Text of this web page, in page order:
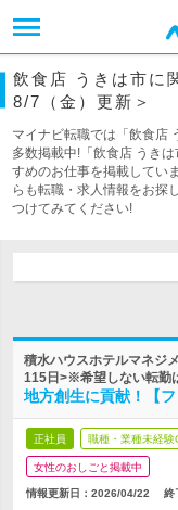
飲食店 うきは市に
8/7（金）更新＞
マイナビ転職では「飲食店
多数掲載中!「飲食店 うき
すめのお仕事を掲載してい
らも転職・求人情報をお探
つけてみてください!
積水ハウスホテルマネ
115日>※希望しない転勤
地方創生に貢献！【
正社員 職種・業種未経験
女性のおしごと掲載中
情報更新日：2026/04/22 終